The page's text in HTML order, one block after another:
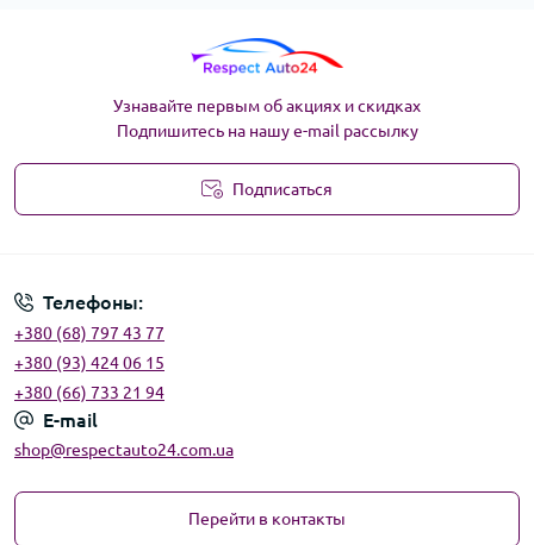
Узнавайте первым об акциях и скидках
Подпишитесь на нашу e-mail рассылку
Подписаться
Телефоны:
+380 (68) 797 43 77
+380 (93) 424 06 15
+380 (66) 733 21 94
E-mail
shop@respectauto24.com.ua
Перейти в контакты